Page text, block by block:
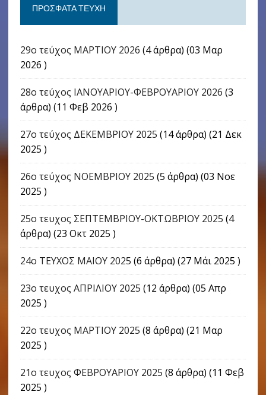
ΠΡΌΣΦΑΤΑ ΤΕΎΧΗ
29ο τεύχος ΜΑΡΤΙΟΥ 2026 (4 άρθρα) (03 Μαρ
2026 )
28ο τεύχος ΙΑΝΟΥΑΡΙΟΥ-ΦΕΒΡΟΥΑΡΙΟΥ 2026 (3
άρθρα) (11 Φεβ 2026 )
27ο τεύχος ΔΕΚΕΜΒΡΙΟΥ 2025 (14 άρθρα) (21 Δεκ
2025 )
26ο τεύχος ΝΟΕΜΒΡΙΟΥ 2025 (5 άρθρα) (03 Νοε
2025 )
25ο τευχος ΣΕΠΤΕΜΒΡΙΟΥ-ΟΚΤΩΒΡΙΟΥ 2025 (4
άρθρα) (23 Οκτ 2025 )
24o ΤΕΥΧΟΣ ΜΑΙΟΥ 2025 (6 άρθρα) (27 Μάι 2025 )
23ο τευχος ΑΠΡΙΛΙΟΥ 2025 (12 άρθρα) (05 Απρ
2025 )
22o τευχος ΜΑΡΤΙΟΥ 2025 (8 άρθρα) (21 Μαρ
2025 )
21ο τευχος ΦΕΒΡΟΥΑΡΙΟΥ 2025 (8 άρθρα) (11 Φεβ
2025 )